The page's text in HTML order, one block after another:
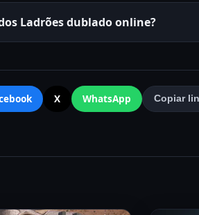
Ladrões dublado online?
X WhatsApp Copiar